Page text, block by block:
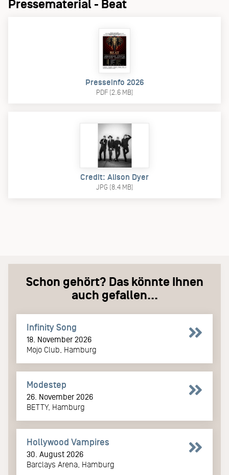
Pressematerial - Beat
Presseinfo 2026
PDF (2.6 MB)
Credit: Alison Dyer
JPG (8.4 MB)
Schon gehört? Das könnte Ihnen
auch gefallen...
Infinity Song
18. November 2026
Mojo Club, Hamburg
Modestep
26. November 2026
BETTY, Hamburg
Hollywood Vampires
30. August 2026
Barclays Arena, Hamburg